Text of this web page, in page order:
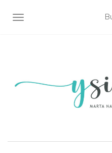
ALTERNAR NAVEGACIÓN